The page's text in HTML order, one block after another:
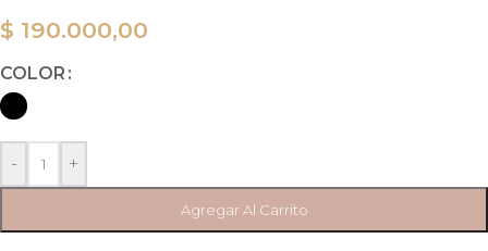
$ 190.000,00
COLOR
- +
Agregar Al Carrito